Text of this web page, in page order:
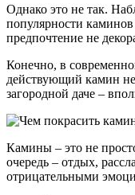
Однако это не так.
популярности
предпочтение не
Конечно, в
действующий камин
загородной даче –
Камины – это не
очередь – отдых,
отрицательными